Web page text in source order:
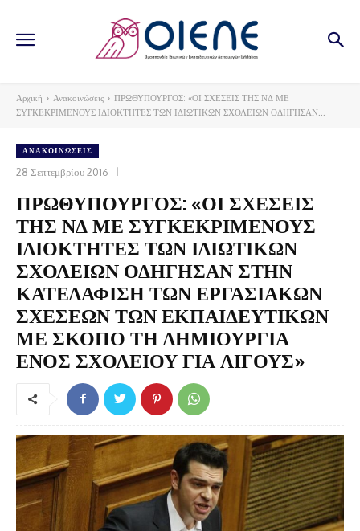
Αρχική Ανακοινώσεις
ΠΡΩΘΥΠΟΥΡΓΟΣ: «ΟΙ ΣΧΕΣΕΙΣ ΤΗΣ ΝΔ ΜΕ
ΣΥΓΚΕΚΡΙΜΕΝΟΥΣ ΙΔΙΟΚΤΗΤΕΣ ΤΩΝ ΙΔΙΩΤΙΚΩΝ ΣΧΟΛΕΙΩΝ ΟΔΗΓΗΣΑΝ...
ΑΝΑΚΟΙΝΏΣΕΙΣ
28 Σεπτεμβρίου 2016
ΠΡΩΘΥΠΟΥΡΓΟΣ: «ΟΙ ΣΧΕΣΕΙΣ
ΤΗΣ ΝΔ ΜΕ ΣΥΓΚΕΚΡΙΜΕΝΟΥΣ
ΙΔΙΟΚΤΗΤΕΣ ΤΩΝ ΙΔΙΩΤΙΚΩΝ
ΣΧΟΛΕΙΩΝ ΟΔΗΓΗΣΑΝ ΣΤΗΝ
ΚΑΤΕΔΑΦΙΣΗ ΤΩΝ ΕΡΓΑΣΙΑΚΩΝ
ΣΧΕΣΕΩΝ ΤΩΝ ΕΚΠΑΙΔΕΥΤΙΚΩΝ
ΜΕ ΣΚΟΠΟ ΤΗ ΔΗΜΙΟΥΡΓΙΑ
ΕΝΟΣ ΣΧΟΛΕΙΟΥ ΓΙΑ ΛΙΓΟΥΣ»